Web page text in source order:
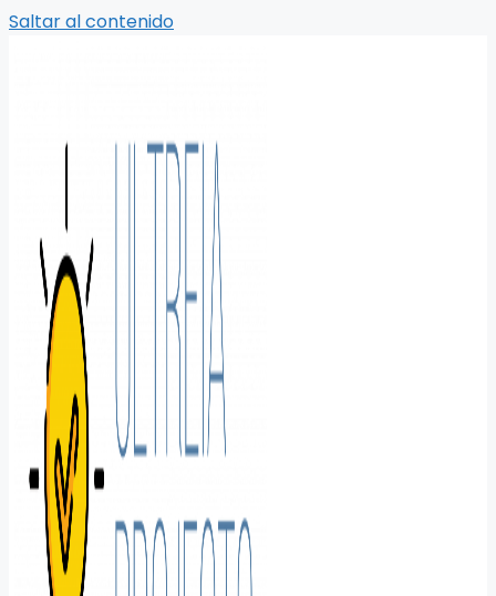
Saltar al contenido